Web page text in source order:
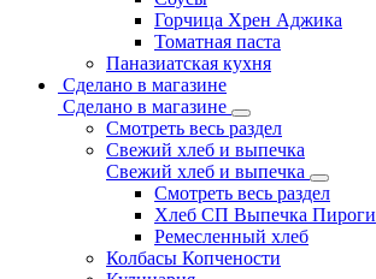
Горчица Хрен Аджика
Томатная паста
Паназиатская кухня
Сделано в магазине
Сделано в магазине
Смотреть весь раздел
Свежий хлеб и выпечка
Свежий хлеб и выпечка
Смотреть весь раздел
Хлеб СП Выпечка Пироги
Ремесленный хлеб
Колбасы Копчености